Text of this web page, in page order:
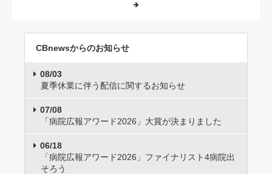
CBnewsからのお知らせ
08/03
夏季休業に伴う配信に関するお知らせ
07/08
「病院広報アワード2026」大賞が決まりました
06/18
「病院広報アワード2026」ファイナリスト4病院出
そろう